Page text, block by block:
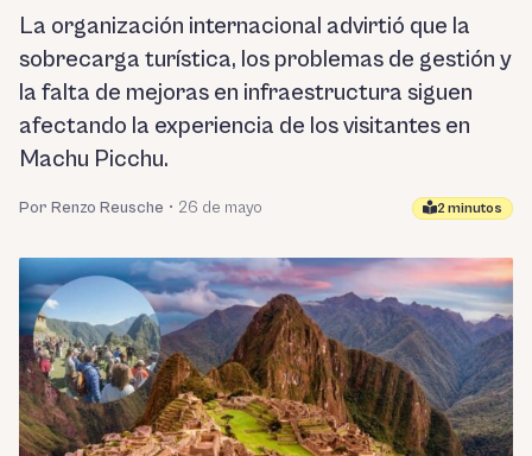
La organización internacional advirtió que la
sobrecarga turística, los problemas de gestión y
la falta de mejoras en infraestructura siguen
afectando la experiencia de los visitantes en
Machu Picchu.
Por Renzo Reusche • 26 de mayo 2 minutos